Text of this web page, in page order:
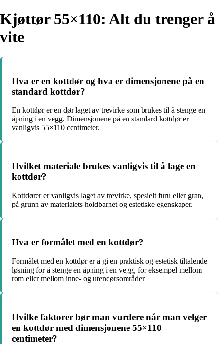
Kjøttør 55×110: Alt du trenger å
vite
Hva er en kottdør og hva er dimensjonene på en
standard kottdør?
En kottdør er en dør laget av trevirke som brukes til å stenge en
åpning i en vegg. Dimensjonene på en standard kottdør er
vanligvis 55×110 centimeter.
Hvilket materiale brukes vanligvis til å lage en
kottdør?
Kottdører er vanligvis laget av trevirke, spesielt furu eller gran,
på grunn av materialets holdbarhet og estetiske egenskaper.
Hva er formålet med en kottdør?
Formålet med en kottdør er å gi en praktisk og estetisk tiltalende
løsning for å stenge en åpning i en vegg, for eksempel mellom
rom eller mellom inne- og utendørsområder.
Hvilke faktorer bør man vurdere når man velger
en kottdør med dimensjonene 55×110
centimeter?